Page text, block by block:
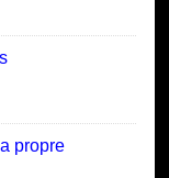
propre